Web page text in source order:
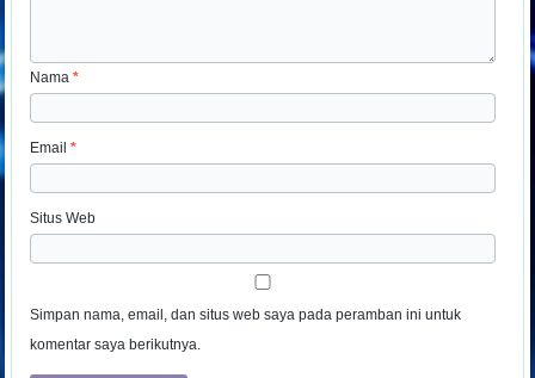
Nama*
Email*
Situs Web
Simpan nama, email, dan situs web saya pada peramban ini untuk
komentar saya berikutnya.